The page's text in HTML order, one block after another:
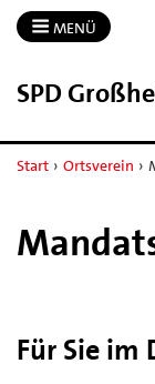
MENÜ
SPD
Start › Ortsverein ›
Für Sie im